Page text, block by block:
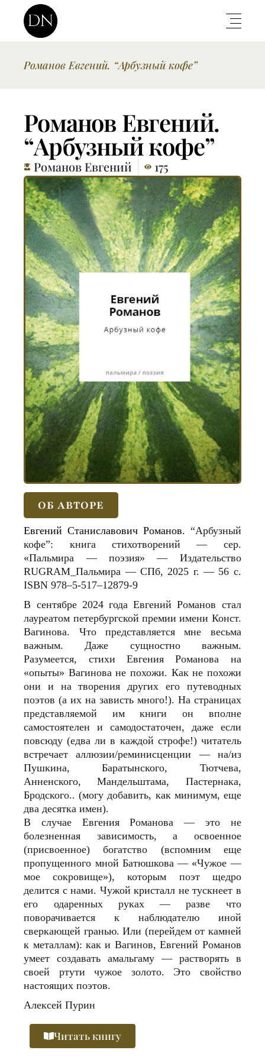
Романов Евгений. “Арбузный кофе”
Романов Евгений.
“Арбузный кофе”
Романов Евгений 175
ОБ АВТОРЕ
Евгений Станиславович Романов. “Арбузный
кофе”: книга стихотворений — сер.
«Пальмира — поэзия» — Издательство
RUGRAM_Пальмира — СПб, 2025 г. — 56 с.
ISBN 978–5‑517–12879‑9
В сентябре 2024 года Евгений Романов стал
лауреатом петербургской премии имени Конст.
Вагинова. Что представляется мне весьма
важным. Даже сущностно важным.
Разумеется, стихи Евгения Романова на
«опыты» Вагинова не похожи. Как не похожи
они и на творения других его путеводных
поэтов (а их на зависть много!). На страницах
представляемой им книги он вполне
самостоятелен и самодостаточен, даже если
повсюду (едва ли в каждой строфе!) читатель
встречает аллюзии/реминисценции — на/из
Пушкина, Баратынского, Тютчева,
Анненского, Мандельштама, Пастернака,
Бродского.. (могу добавить, как минимум, еще
два десятка имен).
В случае Евгения Романова — это не
болезненная зависимость, а освоенное
(присвоенное) богатство (вспомним еще
пропущенного мной Батюшкова — «Чужое —
мое сокровище»), которым поэт щедро
делится с нами. Чужой кристалл не тускнеет в
его одаренных руках — разве что
поворачивается к наблюдателю иной
сверкающей гранью. Или (перейдем от камней
к металлам): как и Вагинов, Евгений Романов
умеет создавать амальгаму — растворять в
своей ртути чужое золото. Это свойство
настоящих поэтов.
Алексей Пурин
Читать книгу